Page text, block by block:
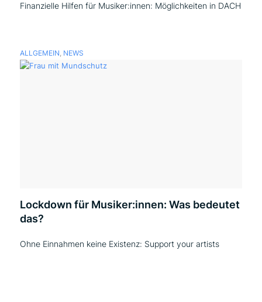
Finanzielle Hilfen für Musiker:innen: Möglichkeiten in DACH
ALLGEMEIN, NEWS
Lockdown für Musiker:innen: Was bedeutet
das?
Ohne Einnahmen keine Existenz: Support your artists